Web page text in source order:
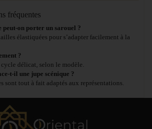
fréquentes
peut-on porter un sarouel ?
élastiquées pour s’adapter facilement à la
?
délicat, selon le modèle.
t-il une jupe scénique ?
sont tout à fait adaptés aux représentations.